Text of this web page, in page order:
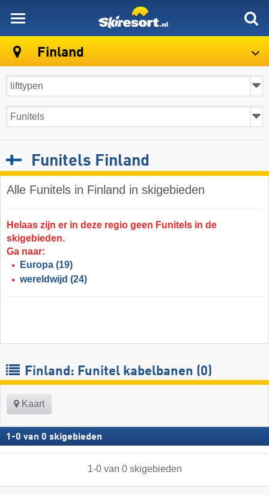
Finland
Funitels Finland
Alle Funitels in Finland in skigebieden
Helaas zijn er in deze regio geen Funitels in de
skigebieden.
Ga naar:
Europa (19)
wereldwijd (24)
Finland: Funitel kabelbanen (0)
Kaart
1 -0 van 0 skigebieden
1-0van 0 skigebieden